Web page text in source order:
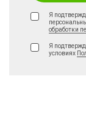
Я
обработки
Я
условиях